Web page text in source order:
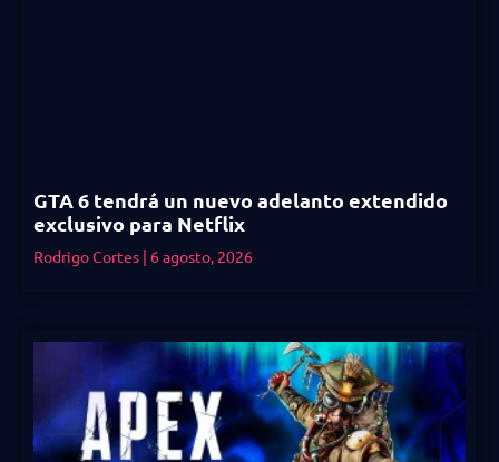
GTA 6 tendrá un nuevo adelanto extendido
exclusivo para Netflix
Rodrigo Cortes 6 agosto, 2026